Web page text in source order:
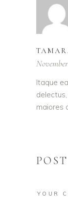
Itaque
maiores